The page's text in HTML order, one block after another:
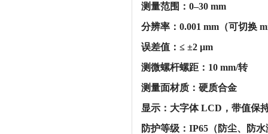
‌测量范围‌：0–30 mm
分辨率‌：0.001 mm（可切换
‌误差值‌：≤ ±2 µm
‌测微螺杆螺距‌：10 mm/转
‌测量面材质‌：硬质合金
显示‌：大字体 LCD，带值保
防护等级‌：IP65（防尘、防